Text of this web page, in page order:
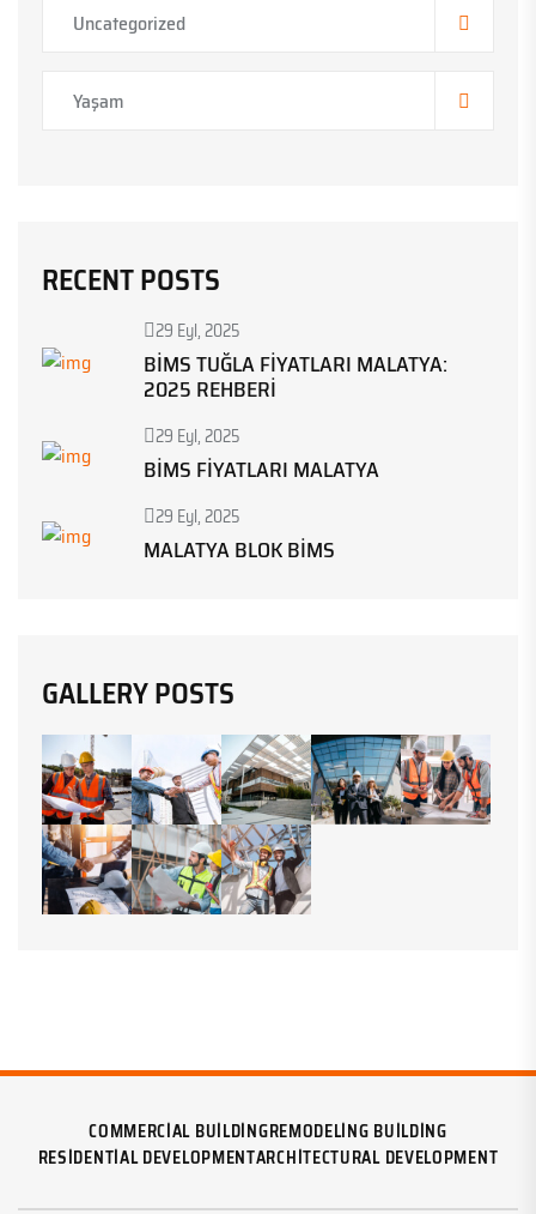
Uncategorized
Yaşam
RECENT POSTS
29 Eyl, 2025
BIMS TUĞLA FIYATLARI MALATYA:
2025 REHBERI
29 Eyl, 2025
BIMS FIYATLARI MALATYA
29 Eyl, 2025
MALATYA BLOK BIMS
GALLERY POSTS
COMMERCIAL BUILDINGREMODELING BUILDING
RESIDENTIAL DEVELOPMENTARCHITECTURAL DEVELOPMENT